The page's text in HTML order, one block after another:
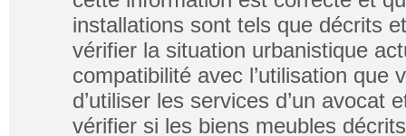
installations sont tels que décrits
vérifier la situation urbanistique
compatibilité avec l’utilisation
d’utiliser les services d’un avocat
vérifier si les biens meubles